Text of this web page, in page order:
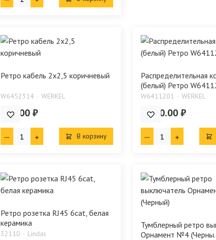
Ретро кабель 2х2,5 коричневый
W6452314 WERKEL
491.00 ₽
В корзину
Распределительная
(белый) Ретро
W6411201 WERKEL
3 230.00 ₽
Ретро розетка RJ45 6cat, белая
керамика
32110 Lindas
Тумблерный ретро
Орнамент №4